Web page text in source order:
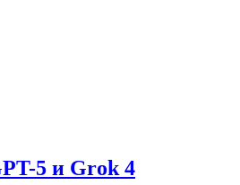
5 и Grok 4